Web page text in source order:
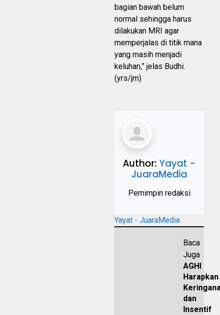
bagian bawah belum
normal sehingga harus
dilakukan MRI agar
memperjalas di titik mana
yang masih menjadi
keluhan,” jelas Budhi.
(yrs/jm)
Author:Yayat -
JuaraMedia
Pemimpin redaksi
Yayat - JuaraMedia
Baca
Juga
AGHI
Harapkan
dan
Insentif